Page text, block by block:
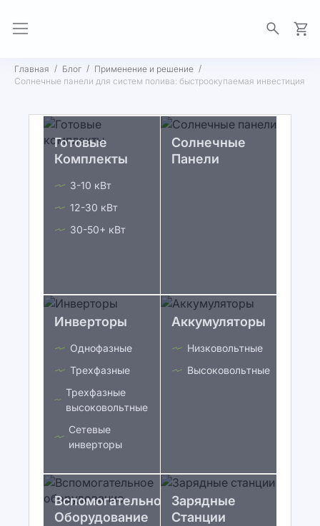
Главная Блог
Применение и решение
Солнечные панели для систем полива: быстроокупаемая инвестиция
Готовые
Комплекты
3-10 кВт
12-30 кВт
30-50+ кВт
Солнечные
Панели
Инверторы
Однофазные
Трехфазные
Трехфазные
высоковольтные
Сетевые
инверторы
Аккумуляторы
Низковольтные
Высоковольтные
Вспомогательное
Оборудование
Зарядные
Станции